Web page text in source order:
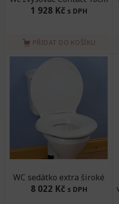
1 928 Kč s DPH
PŘIDAT DO KOŠÍKU
WC sedátko extra široké
8 022 Kč s DPH